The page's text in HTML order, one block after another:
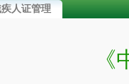
人证管理